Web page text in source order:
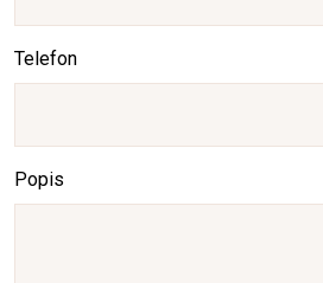
Telefon
Popis